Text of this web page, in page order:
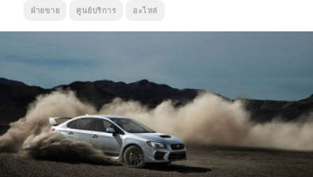
ฝ่ายขาย ศูนย์บริการ อะไหล่